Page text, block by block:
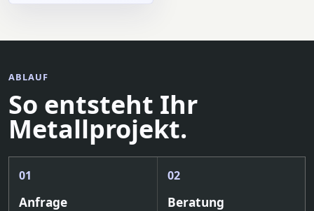
ABLAUF
So entsteht Ihr
Metallprojekt.
01
Anfrage
02
Beratung